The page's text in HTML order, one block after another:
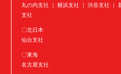
丸の内支社 ｜ 横浜支社 ｜ 渋谷支社 ｜
支社
〇北日本
仙台支社
〇東海
名古屋支社